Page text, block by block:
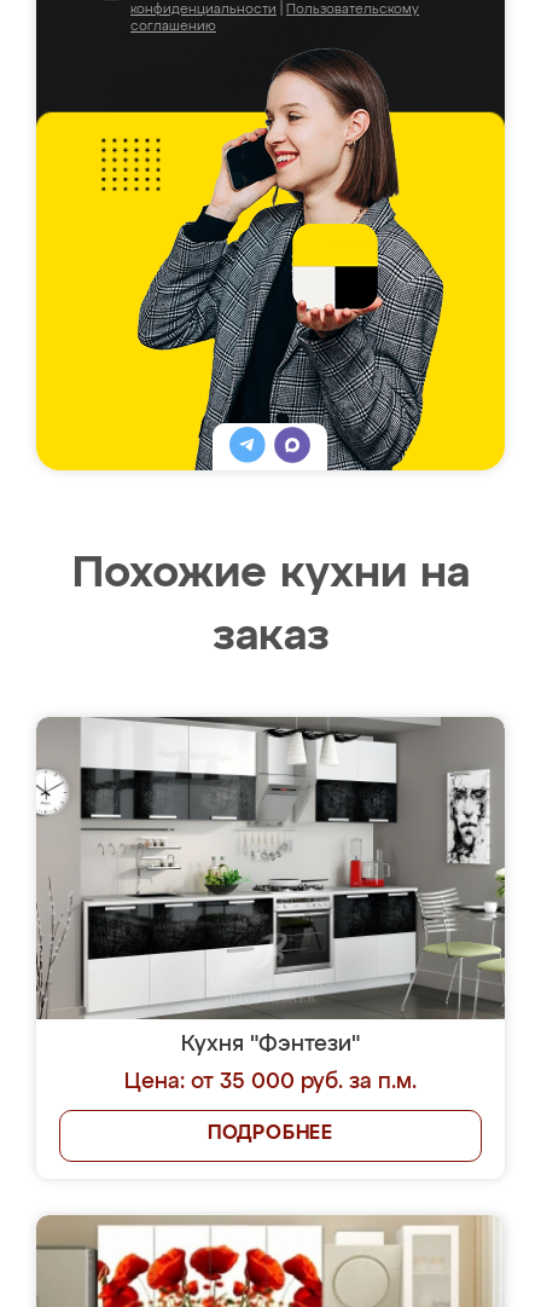
конфиденциальности
Пользовательскому
соглашению
Похожие кухни на
заказ
Кухня "Фэнтези"
Цена: от 35 000 руб. за п.м.
ПОДРОБНЕЕ